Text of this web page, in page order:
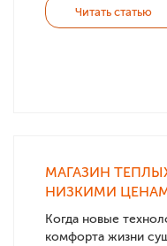
Читать статью
МАГАЗИН
НИЗКИМИ
Когда новые
комфорта жизни